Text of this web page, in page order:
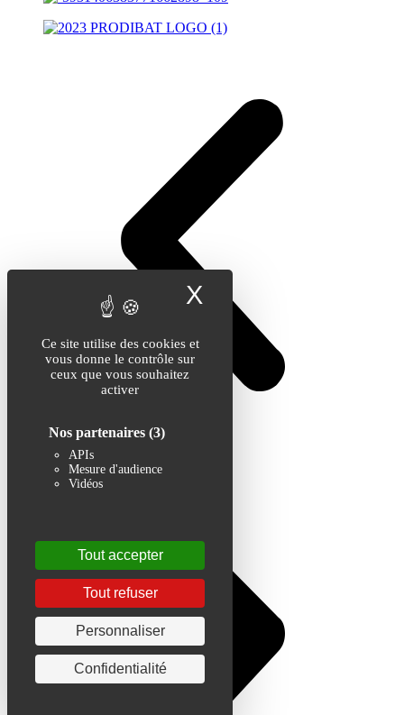
Ce site utilise des cookies et
vous donne le contrôle sur
ceux que vous souhaitez
activer
Nos partenaires (3)
APIs
Mesure d'audience
Vidéos
Tout accepter
Tout refuser
Personnaliser
Confidentialité
X Masquer le